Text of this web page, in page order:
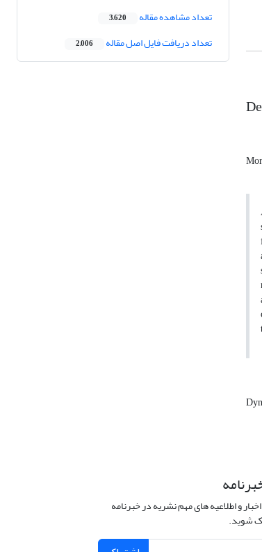
تعداد مشاهده مقاله 3,620
تعداد دریافت فایل اصل مقاله 2,006
و اطلاعیه های مهم نشریه در خبرنامه
شوید.